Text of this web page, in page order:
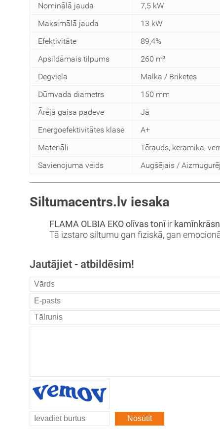
Nominālā jauda
7,5 kW
Maksimālā jauda
13 kW
Efektivitāte
89,4%
Apsildāmais tilpums
260 m³
Degviela
Malka / Briketes
Dūmvada diametrs
150 mm
Ārējā gaisa padeve
Jā
Energoefektivitātes klase
A+
Materiāli
Tērauds, keramika,
Savienojuma veids
Augšējais /
Siltumacentrs.lv iesaka
FLAMA OLBIA EKO olīvas tonīir
Tā izstaro siltumu gan fiziskā, gan
Jautājiet - atbildēsim!
Nosūtīt